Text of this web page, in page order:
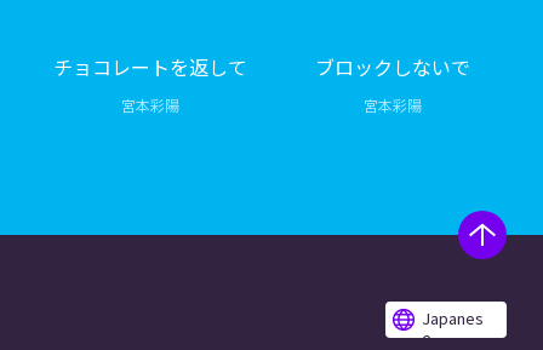
チョコレートを返して
宮本彩陽
ブロックしないで
宮本彩陽
Japanes
e